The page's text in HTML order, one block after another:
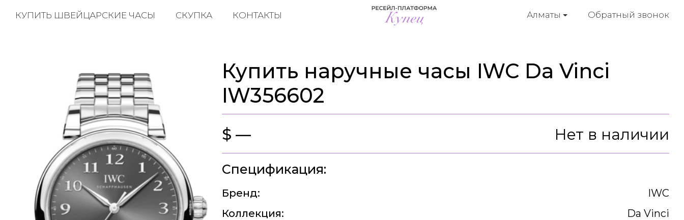
Алматы Обратный звонок
КУПИТЬ ШВЕЙЦАРСКИЕ ЧАСЫ СКУПКА КОНТАКТЫ
Купить наручные часы IWC Da Vinci
IW356602
$ — Нет в наличии
Спецификация:
Бренд:
IWC
Коллекция:
Da Vinci